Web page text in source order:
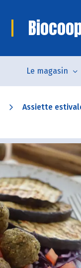
Le magasin
Assiette